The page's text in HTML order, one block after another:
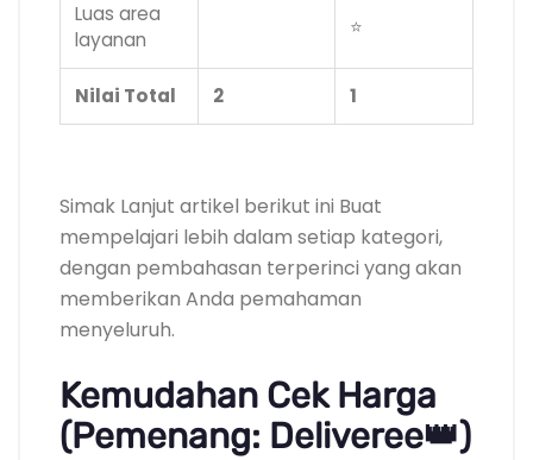
Luas area
layanan
⭐
Nilai Total 2 1
Simak Lanjut artikel berikut ini Buat
mempelajari lebih dalam setiap kategori,
dengan pembahasan terperinci yang akan
memberikan Anda pemahaman
menyeluruh.
Kemudahan Cek Harga
(Pemenang: Deliveree👑)